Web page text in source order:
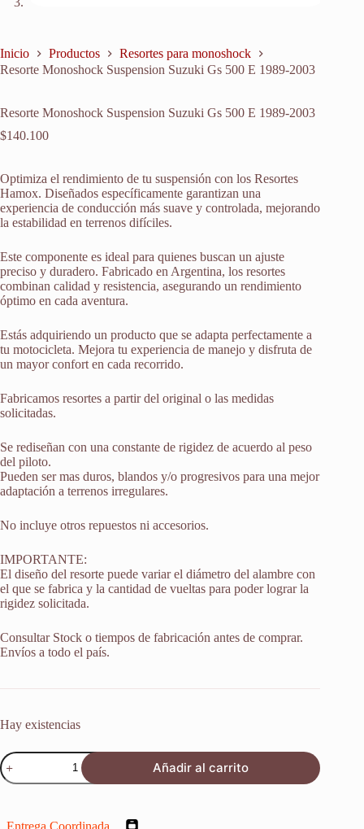
Inicio Productos
Resortes para monoshock
Resorte Monoshock Suspension Suzuki Gs 500 E 1989-2003
Resorte Monoshock Suspension Suzuki Gs 500 E 1989-2003
$140.100
Optimiza el rendimiento de tu suspensión con los Resortes
Hamox. Diseñados específicamente garantizan una
experiencia de conducción más suave y controlada, mejorando
la estabilidad en terrenos difíciles.
Este componente es ideal para quienes buscan un ajuste
preciso y duradero. Fabricado en Argentina, los resortes
combinan calidad y resistencia, asegurando un rendimiento
óptimo en cada aventura.
Estás adquiriendo un producto que se adapta perfectamente a
tu motocicleta. Mejora tu experiencia de manejo y disfruta de
un mayor confort en cada recorrido.
Fabricamos resortes a partir del original o las medidas
solicitadas.
Se rediseñan con una constante de rigidez de acuerdo al peso
del piloto.
Pueden ser mas duros, blandos y/o progresivos para una mejor
adaptación a terrenos irregulares.
No incluye otros repuestos ni accesorios.
IMPORTANTE:
El diseño del resorte puede variar el diámetro del alambre con
el que se fabrica y la cantidad de vueltas para poder lograr la
rigidez solicitada.
Consultar Stock o tiempos de fabricación antes de comprar.
Envíos a todo el país.
Hay existencias
Resorte
Monoshock
Suspension
500
Añadir al carrito
Entrega Coordinada